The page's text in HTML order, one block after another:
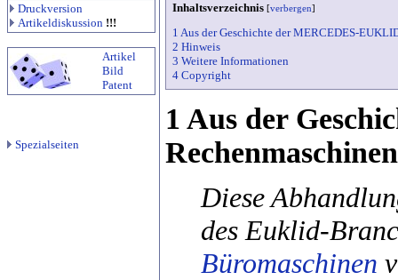
Druckversion
Artikeldiskussion !!!
Artikel
Bild
Patent
Spezialseiten
Inhaltsverzeichnis [verbergen]
1 Aus der Geschichte der MERCEDES-
2 Hinweis
3 Weitere Informationen
4 Copyright
1 Aus der
Rechenmaschinen
Diese
des Euklid-
Büromaschinen